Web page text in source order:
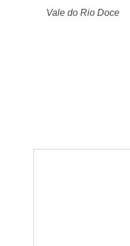
Vale do Rio Doce